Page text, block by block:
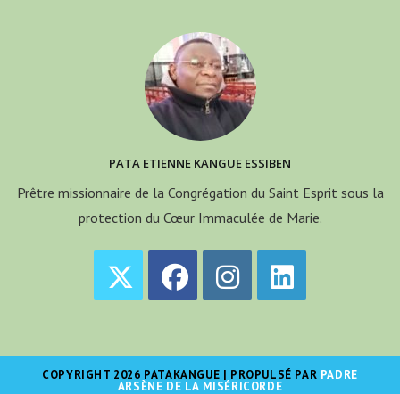
PATA ETIENNE KANGUE ESSIBEN
Prêtre missionnaire de la Congrégation du Saint Esprit sous la
protection du Cœur Immaculée de Marie.
un
nouvel
un
nouvel
un
nouvel
un
nouvel
COPYRIGHT 2026 PATAKANGUE | PROPULSÉ PAR PADRE
ARSÈNE DE LA MISÉRICORDE